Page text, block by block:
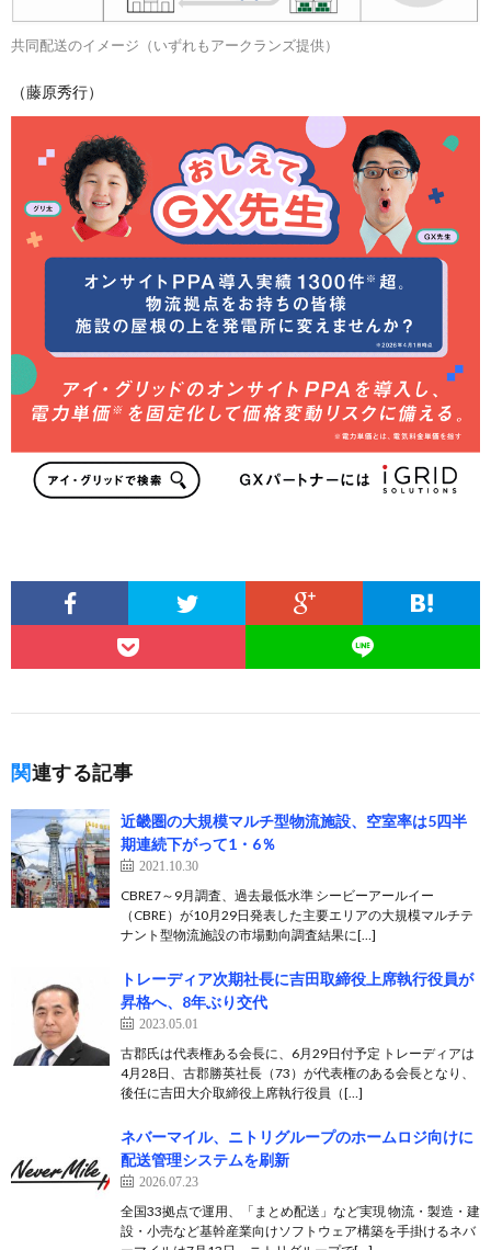
共同配送のイメージ（いずれもアークランズ提供）
（藤原秀行）
関連する記事
近畿圏の大規模マルチ型物流施設、空室率は5四半
期連続下がって1・6％
2021.10.30
CBRE7～9月調査、過去最低水準 シービーアールイー
（CBRE）が10月29日発表した主要エリアの大規模マルチテ
ナント型物流施設の市場動向調査結果に[…]
トレーディア次期社長に吉田取締役上席執行役員が
昇格へ、8年ぶり交代
2023.05.01
古郡氏は代表権ある会長に、6月29日付予定 トレーディアは
4月28日、古郡勝英社長（73）が代表権のある会長となり、
後任に吉田大介取締役上席執行役員（[…]
ネバーマイル、ニトリグループのホームロジ向けに
配送管理システムを刷新
2026.07.23
全国33拠点で運用、「まとめ配送」など実現 物流・製造・建
設・小売など基幹産業向けソフトウェア構築を手掛けるネバ